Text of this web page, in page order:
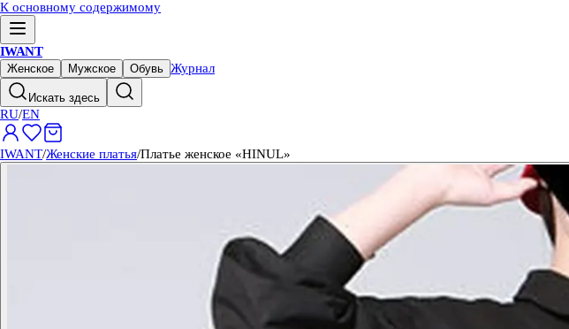
К основному содержимому
IWANT
Женское Мужское Обувь Журнал
Искать здесь
RU/EN
IWANT/Женские платья/Платье женское «HINUL»